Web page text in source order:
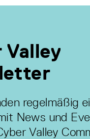
Valley
regelmäßig
News und
Valley